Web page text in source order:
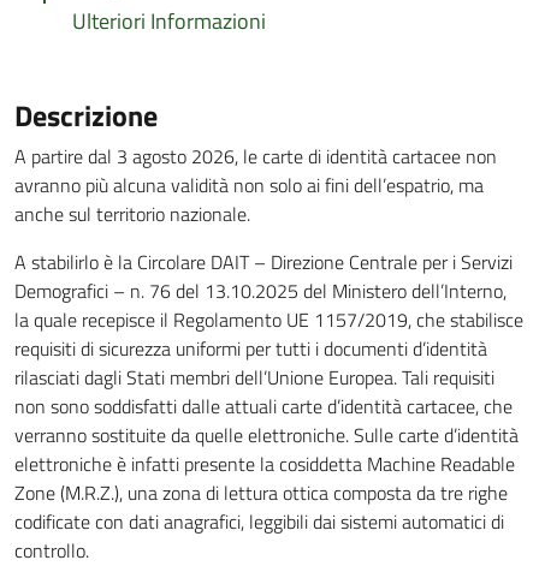
Ulteriori Informazioni
Descrizione
A partire dal 3 agosto 2026, le carte di identità cartacee non
avranno più alcuna validità non solo ai fini dell’espatrio, ma
anche sul territorio nazionale.
A stabilirlo è la Circolare DAIT – Direzione Centrale per i Servizi
Demografici – n. 76 del 13.10.2025 del Ministero dell’Interno,
la quale recepisce il Regolamento UE 1157/2019, che stabilisce
requisiti di sicurezza uniformi per tutti i documenti d’identità
rilasciati dagli Stati membri dell’Unione Europea. Tali requisiti
non sono soddisfatti dalle attuali carte d’identità cartacee, che
verranno sostituite da quelle elettroniche. Sulle carte d’identità
elettroniche è infatti presente la cosiddetta Machine Readable
Zone (M.R.Z.), una zona di lettura ottica composta da tre righe
codificate con dati anagrafici, leggibili dai sistemi automatici di
controllo.